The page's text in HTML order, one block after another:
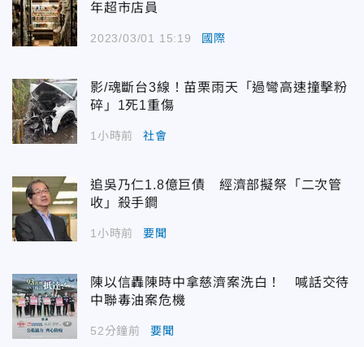
年超市店員
2023/03/01 15:19 國際
影/魂斷台3線！苗栗雨天「過彎高速撞擊粉
碎」1死1重傷
1小時前 社會
追吳乃仁1.8億巨債 經濟部擬祭「二次管
收」殺手鐧
1小時前 要聞
陳以信轟陳時中拿慈濟案洗白！ 喊話交待
中聯毒油案危機
52分鐘前 要聞